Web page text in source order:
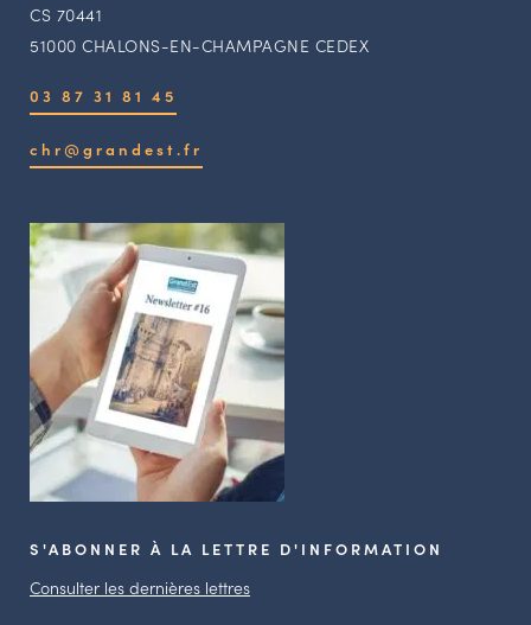
CS 70441
51000 CHALONS-EN-CHAMPAGNE CEDEX
03 87 31 81 45
chr@grandest.fr
S'ABONNER À LA LETTRE D'INFORMATION
Consulter les dernières lettres